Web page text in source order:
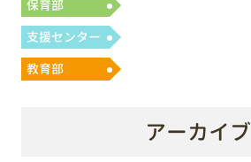
保育部
支援センター
教育部
アーカイブ